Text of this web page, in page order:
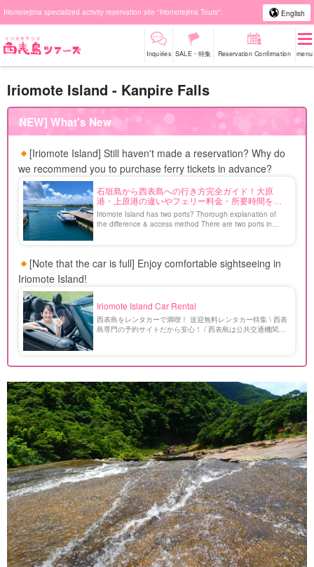
Iriomotejima specialized activity reservation site "Iriomotejima Tours". English
Inquiries SALE・特集 Reservation Confirmation menu
Iriomote Island - Kanpire Falls
NEW] What's New
[Iriomote Island] Still haven't made a reservation? Why do
we recommend you to purchase ferry tickets in advance?
石垣島から西表島への行き方完全ガイド！大原
港・上原港の違いやフェリー料金・所要時間を徹
底解説
Iriomote Island has two ports? Thorough explanation of
the difference & access method There are two ports in
one to use. This article describes the ferry to Iriomote
[Note that the car is full] Enjoy comfortable sightseeing in
Iriomote Island!
Iriomote Island Car Rental
西表島をレンタカーで満喫！ 送迎無料レンタカー特集 \ 西表
島専門の予約サイトだから安心！ / 西表島は公共交通機関の